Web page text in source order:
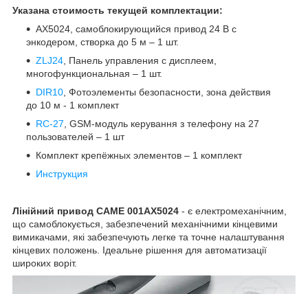
Указана стоимость текущей комплектации:
АХ5024, самоблокирующийся привод 24 В с
энкодером, створка до 5 м – 1 шт.
ZLJ24, Панель управления с дисплеем,
многофункциональная – 1 шт.
DIR10, Фотоэлементы безопасности, зона действия
до 10 м - 1 комплект
RC-27, GSM-модуль керування з телефону на 27
пользователей – 1 шт
Комплект крепёжных элементов – 1 комплект
Инструкция
Лінійний привод CAME 001AX5024 - є електромеханічним,
що самоблокується, забезпечений механічними кінцевими
вимикачами, які забезпечують легке та точне налаштування
кінцевих положень. Ідеальне рішення для автоматизації
широких воріт.